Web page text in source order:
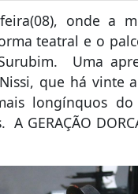
onde a
teatral e o
Uma
que há vinte
longínquos
A GERAÇÃO